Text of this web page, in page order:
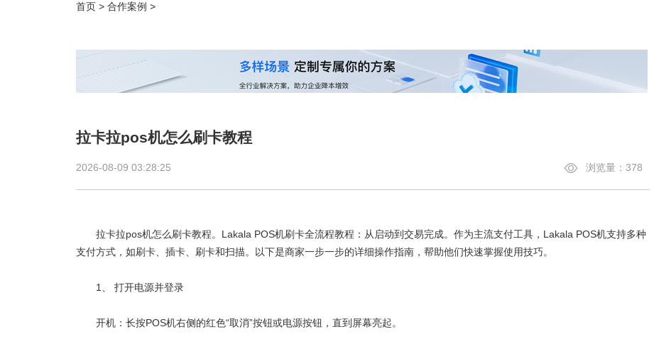
首页 > 合作案例 >
拉卡拉pos机怎么刷卡教程
浏览量：378
2026-08-09 03:28:25
拉卡拉pos机怎么刷卡教程。Lakala POS机刷卡全流程教程：从启动到交易完成。作为主流支付工具，Lakala POS机支持多种
支付方式，如刷卡、插卡、刷卡和扫描。以下是商家一步一步的详细操作指南，帮助他们快速掌握使用技巧。
1、 打开电源并登录
开机：长按POS机右侧的红色“取消”按钮或电源按钮，直到屏幕亮起。